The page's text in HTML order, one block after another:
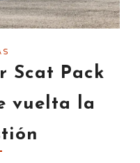
Scat Pack
vuelta la